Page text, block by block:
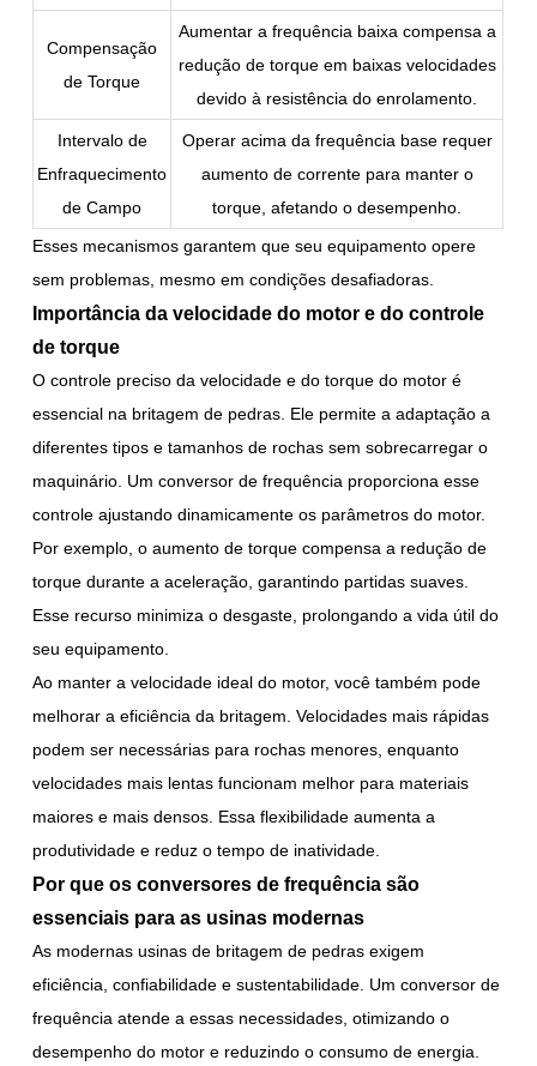
Compensação
de Torque
Aumentar a frequência baixa compensa a
redução de torque em baixas velocidades
devido à resistência do enrolamento.
Intervalo de
Enfraquecimento
de Campo
Operar acima da frequência base requer
aumento de corrente para manter o
torque, afetando o desempenho.
Esses mecanismos garantem que seu equipamento opere
sem problemas, mesmo em condições desafiadoras.
Importância da velocidade do motor e do controle
de torque
O controle preciso da velocidade e do torque do motor é
essencial na britagem de pedras. Ele permite a adaptação a
diferentes tipos e tamanhos de rochas sem sobrecarregar o
maquinário. Um conversor de frequência proporciona esse
controle ajustando dinamicamente os parâmetros do motor.
Por exemplo, o aumento de torque compensa a redução de
torque durante a aceleração, garantindo partidas suaves.
Esse recurso minimiza o desgaste, prolongando a vida útil do
seu equipamento.
Ao manter a velocidade ideal do motor, você também pode
melhorar a eficiência da britagem. Velocidades mais rápidas
podem ser necessárias para rochas menores, enquanto
velocidades mais lentas funcionam melhor para materiais
maiores e mais densos. Essa flexibilidade aumenta a
produtividade e reduz o tempo de inatividade.
Por que os conversores de frequência são
essenciais para as usinas modernas
As modernas usinas de britagem de pedras exigem
eficiência, confiabilidade e sustentabilidade. Um conversor de
frequência atende a essas necessidades, otimizando o
desempenho do motor e reduzindo o consumo de energia.